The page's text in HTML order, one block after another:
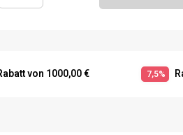
von 1000,00 € 7,5%